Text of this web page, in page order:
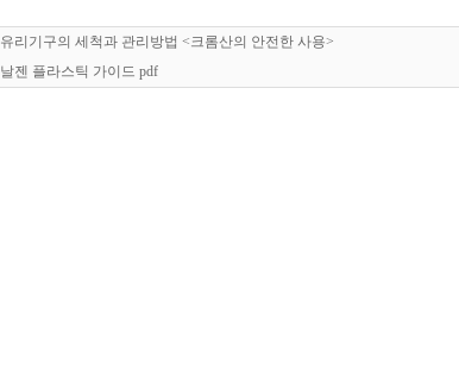
유리기구의 세척과 관리방법 <크롬산의 안전한 사용>
날젠 플라스틱 가이드 pdf